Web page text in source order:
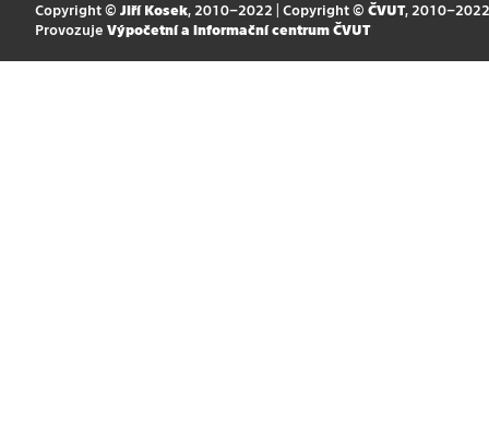
Copyright © Jiří Kosek, 2010–2022 | Copyright © ČVUT, 2010–2022
Provozuje Výpočetní a informační centrum ČVUT